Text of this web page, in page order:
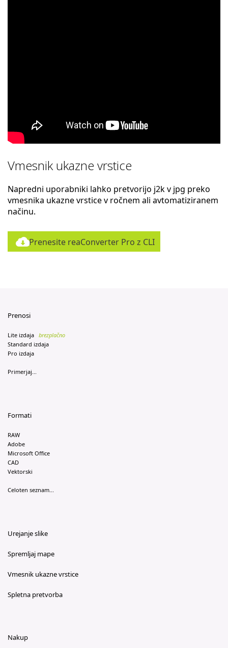
Vmesnik ukazne vrstice
Napredni uporabniki lahko pretvorijo j2k v jpg preko
vmesnika ukazne vrstice v ročnem ali avtomatiziranem
načinu.
Prenesite reaConverter Pro z CLI
Prenosi
Lite izdaja brezplačno
Standard izdaja
Pro izdaja
Primerjaj...
Formati
RAW
Adobe
Microsoft Office
CAD
Vektorski
Celoten seznam...
Urejanje slike
Spremljaj mape
Vmesnik ukazne vrstice
Spletna pretvorba
Nakup